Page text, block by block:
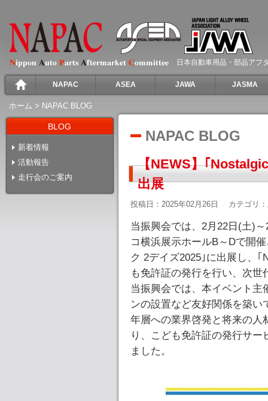
日本自動車用品・部品アフ
NAPAC ASEA JAWA JASMA
ホーム > NAPAC BLOG
BLOG
新着情報
活動報告
走行会のご案内
NAPAC BLOG
【NEWS】｢
出展
投稿日：2025年02月26日 カテゴリ：
当振興会では、2月22日(土)
コ横浜展示ホールB～Dで開
ク 2デイズ2025｣に出展し、
も免許証の発行を行い、次
当振興会では、本イベント主
ンの設置など友好関係を築
年層への業界啓発と将来の人
り、こども免許証の発行サ
ました。